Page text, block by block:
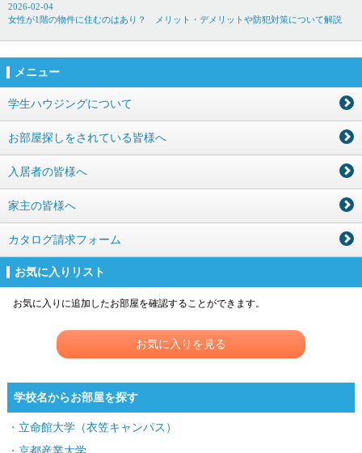
2026-02-04
女性が1階の物件に住むのはあり？ メリット・デメリットや防犯対策について解説
メニュー
学生ハウジングについて
お部屋探しをされている皆様へ
入居者の皆様へ
家主の皆様へ
カタログ請求フォーム
お気に入りリスト
お気に入りに追加したお部屋を確認することができます。
お気に入りを見る
学校名からお部屋を探す
立命館大学（衣笠キャンパス）